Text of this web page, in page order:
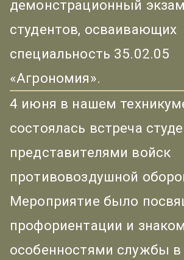
демонстрационный
студентов, осваивающих
специальность 35.02.05
«Агрономия».
4 июня в нашем
состоялась встреча
представителями войск
противовоздушной
Мероприятие было
профориентации и
особенностями службы в